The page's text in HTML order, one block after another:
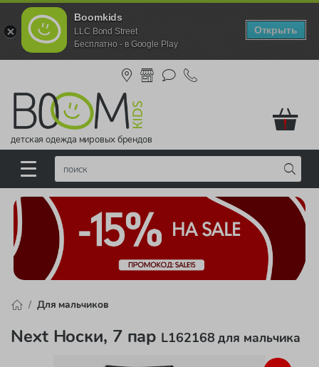
Boomkids
LLC Bond Street
Бесплатно - в Google Play
Открыть
детская одежда мировых брендов
!
Для мальчиков
Next Носки, 7 пар L162168 для мальчика